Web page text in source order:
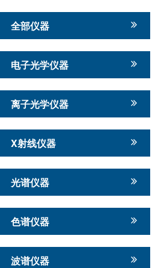
全部仪器
电子光学仪器
离子光学仪器
X射线仪器
光谱仪器
色谱仪器
波谱仪器